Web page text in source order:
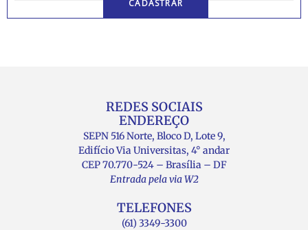
REDES SOCIAIS
ENDEREÇO
SEPN 516 Norte, Bloco D, Lote 9,
Edifício Via Universitas, 4° andar
CEP 70.770-524 – Brasília – DF
Entrada pela via W2
TELEFONES
(61) 3349-3300